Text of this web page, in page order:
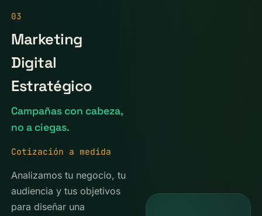
03
Marketing
Digital
Estratégico
Campañas con cabeza,
no a ciegas.
Cotización a medida
Analizamos tu negocio, tu
audiencia y tus objetivos
para diseñar una